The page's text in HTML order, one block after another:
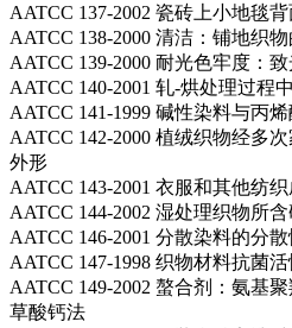
AATCC 137-2002 瓷砖上小地毯
AATCC 138-2000 清洁：铺地织
AATCC 139-2000 耐光色牢度：
AATCC 140-2001 轧-烘处理过程
AATCC 141-1999 碱性染料与丙
AATCC 142-2000 植绒织物经多
外形
AATCC 143-2001 衣服和其他纺
AATCC 144-2002 湿处理织物所
AATCC 146-2001 分散染料的分
AATCC 147-1998 织物材料抗菌
AATCC 149-2002 螯合剂：氨基
草酸钙法